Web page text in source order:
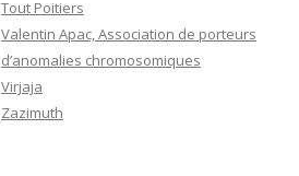
Tout Poitiers
Valentin Apac, Association de porteurs
d’anomalies chromosomiques
Virjaja
Zazimuth